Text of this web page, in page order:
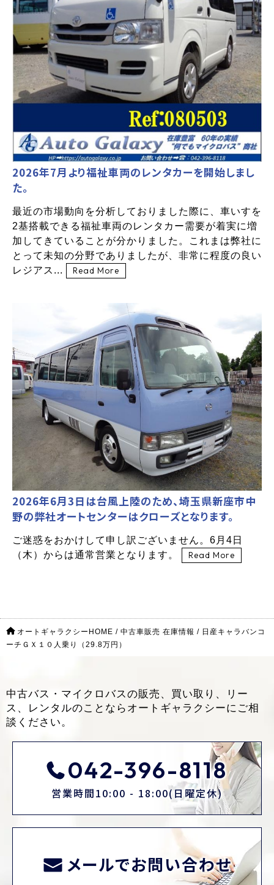
2026年7月より福祉車両のレンタカーを開始しまし
た。
最近の市場動向を分析しておりました際に、車いすを
2基搭載できる福祉車両のレンタカー需要が着実に増
加してきていることが分かりました。これまは弊社に
とって未知の分野でありましたが、非常に程度の良い
レジアス...
Read More
2026年6月3日は台風上陸のため、埼玉県新座市中
野の弊社オートセンターはクローズとなります。
ご迷惑をおかけして申し訳ございません。6月4日
（木）からは通常営業となります。
Read More
オートギャラクシーHOME / 中古車販売 在庫情報 / 日産キャラバンコ
ーチＧＸ１０人乗り（29.8万円）
中古バス・マイクロバスの販売、買い取り、リー
ス、レンタルのことなら オートギャラクシーにご相
談ください。
042-396-8118
営業時間10:00 - 18:00(日曜定休)
メールでお問い合わせ